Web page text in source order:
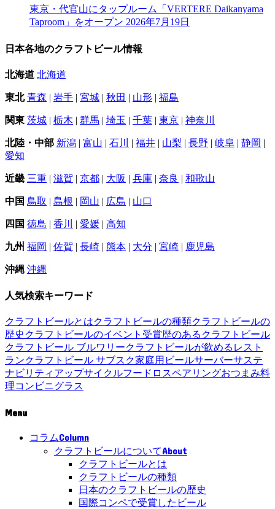
東京・代官山にタップルーム「VERTERE Daikanyama
Taproom」をオープン 2026年7月19日
日本各地のクラフトビール情報
北海道 北海道
東北 青森 | 岩手 | 宮城 | 秋田 | 山形 | 福島
関東 茨城 | 栃木 | 群馬 | 埼玉 | 千葉 | 東京 | 神奈川
北陸・中部 新潟 | 富山 | 石川 | 福井 | 山梨 | 長野 | 岐阜 | 静岡 |
愛知
近畿 三重 | 滋賀 | 京都 | 大阪 | 兵庫 | 奈良 | 和歌山
中国 鳥取 | 島根 | 岡山 | 広島 | 山口
四国 徳島 | 香川 | 愛媛 | 高知
九州 福岡 | 佐賀 | 長崎 | 熊本 | 大分 | 宮崎 | 鹿児島
沖縄 沖縄
人気検索キーワード
クラフトビールとはクラフトビールの種類クラフトビールの
歴史 クラフトビールのイベント 受賞歴のあるクラフトビール
クラフトビール ブルワリークラフトビールが飲めるレスト
ランクラフトビール サブスク家庭用ビールサーバーサステ
ナビリティ アップサイクルフードロスペアリングおつまみ料
理コンビニグラス
Menu
コラムColumn
クラフトビールについてAbout
クラフトビールとは
クラフトビールの種類
日本のクラフトビールの歴史
国際コンペで受賞したビール